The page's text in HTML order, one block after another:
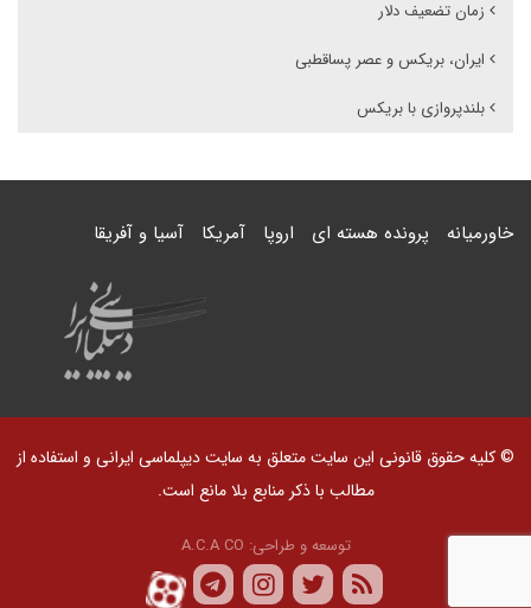
زمان تضعیف دلار
ایران، بریکس و عصر پساقطبی
بلندپروازی با بریکس
خاورمیانه پرونده هسته ای اروپا آمریکا آسیا و آفریقا
© کلیه حقوق قانونی این سایت متعلق به سایت دیپلماسی ایرانی و استفاده از
مطالب با ذکر منابع بلا مانع است.
توسعه و طراحی: A.C.A CO